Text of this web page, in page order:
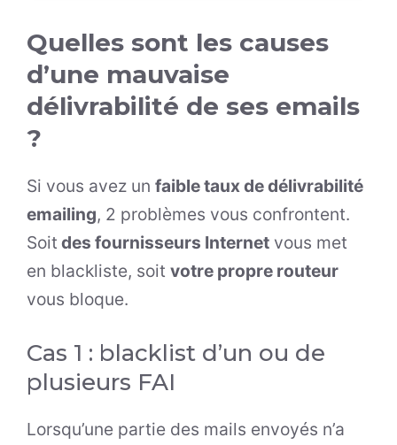
Quelles sont les causes
d’une mauvaise
délivrabilité de ses emails
?
Si vous avez un faible taux de délivrabilité
emailing, 2 problèmes vous confrontent.
Soit des fournisseurs Internet vous met
en blackliste, soit votre propre routeur
vous bloque.
Cas 1 : blacklist d’un ou de
plusieurs FAI
Lorsqu’une partie des mails envoyés n’a